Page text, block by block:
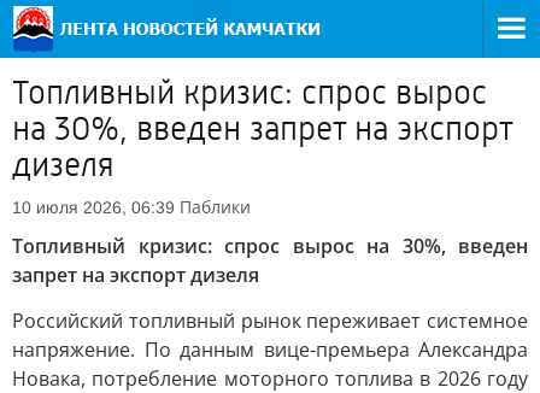
Топливный кризис: спрос вырос
на 30%, введен запрет на экспорт
дизеля
10 июля 2026, 06:39 Паблики
Топливный кризис: спрос вырос на 30%, введен
запрет на экспорт дизеля
Российский топливный рынок переживает системное
напряжение. По данным вице-премьера Александра
Новака, потребление моторного топлива в 2026 году